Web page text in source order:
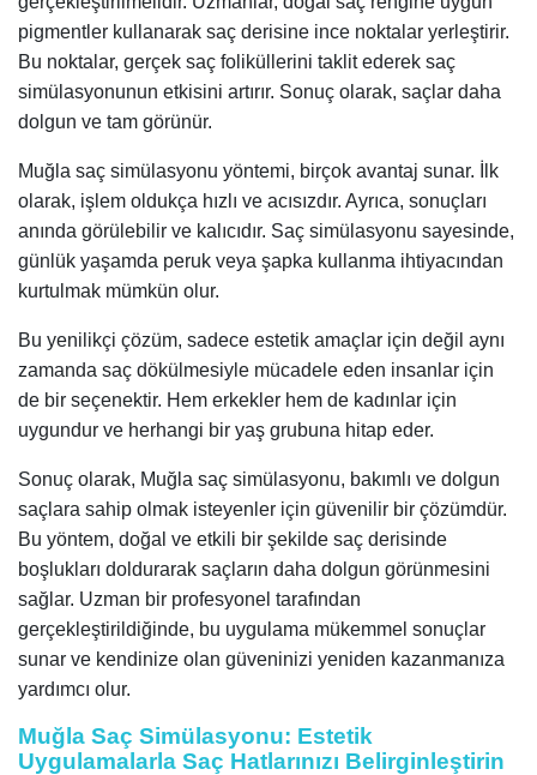
pigmentler kullanarak saç derisine ince noktalar yerleştirir.
Bu noktalar, gerçek saç foliküllerini taklit ederek saç
simülasyonunun etkisini artırır. Sonuç olarak, saçlar daha
dolgun ve tam görünür.
Muğla saç simülasyonu yöntemi, birçok avantaj sunar. İlk
olarak, işlem oldukça hızlı ve acısızdır. Ayrıca, sonuçları
anında görülebilir ve kalıcıdır. Saç simülasyonu sayesinde,
günlük yaşamda peruk veya şapka kullanma ihtiyacından
kurtulmak mümkün olur.
Bu yenilikçi çözüm, sadece estetik amaçlar için değil aynı
zamanda saç dökülmesiyle mücadele eden insanlar için
de bir seçenektir. Hem erkekler hem de kadınlar için
uygundur ve herhangi bir yaş grubuna hitap eder.
Sonuç olarak, Muğla saç simülasyonu, bakımlı ve dolgun
saçlara sahip olmak isteyenler için güvenilir bir çözümdür.
Bu yöntem, doğal ve etkili bir şekilde saç derisinde
boşlukları doldurarak saçların daha dolgun görünmesini
sağlar. Uzman bir profesyonel tarafından
gerçekleştirildiğinde, bu uygulama mükemmel sonuçlar
sunar ve kendinize olan güveninizi yeniden kazanmanıza
yardımcı olur.
Muğla Saç Simülasyonu: Estetik
Uygulamalarla Saç Hatlarınızı Belirginleştirin